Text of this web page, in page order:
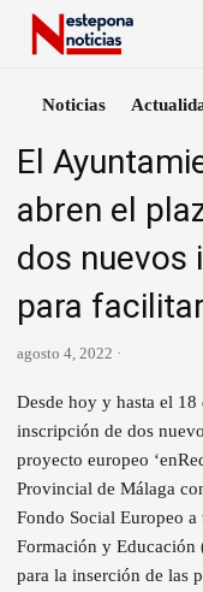
Noticias
El
abren el
dos nuevos
para
agosto 4, 2022 ·
Desde hoy y hasta el 18
inscripción de dos
proyecto europeo
Provincial de Málaga
Fondo Social Europeo
Formación y Educación
para la inserción de las